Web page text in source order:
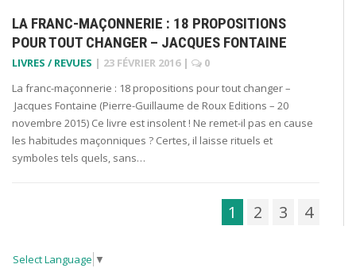
LA FRANC-MAÇONNERIE : 18 PROPOSITIONS
POUR TOUT CHANGER – JACQUES FONTAINE
LIVRES / REVUES | 23 FÉVRIER 2016 |
0
La franc-maçonnerie : 18 propositions pour tout changer –
Jacques Fontaine (Pierre-Guillaume de Roux Editions – 20
novembre 2015) Ce livre est insolent ! Ne remet-il pas en cause
les habitudes maçonniques ? Certes, il laisse rituels et
symboles tels quels, sans…
1 2 3 4
Select Language ▼